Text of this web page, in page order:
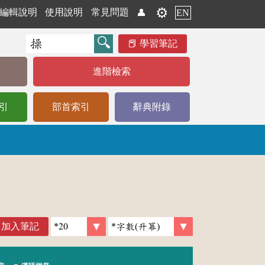
編輯說明 使用說明 常見問題 👤 ⚙️ EN
學習筆記
進階檢索
部首索引 辭典附錄
加入筆記